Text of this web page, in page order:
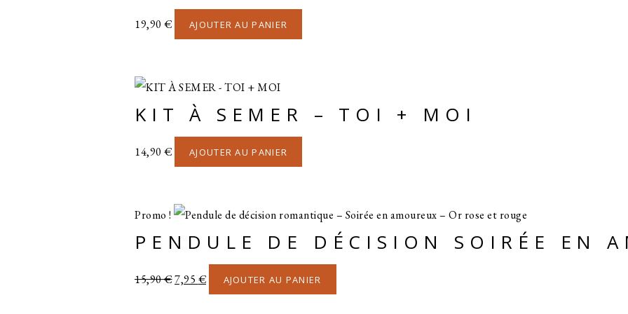
19,90 € AJOUTER AU PANIER
KIT À SEMER – TOI + MOI
14,90 € AJOUTER AU PANIER
Promo !
PENDULE DE DÉCISION SOIRÉE EN
15,90€Le
7,95 €Le
prix
AJOUTER AU PANIER